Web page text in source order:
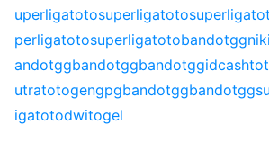
uperligatotosuperligatoto
perligatotosuperligatotobandotgg
andotggbandotggbandotgg
utratotogengpgbandotggbandotgg
igatotodwitogel